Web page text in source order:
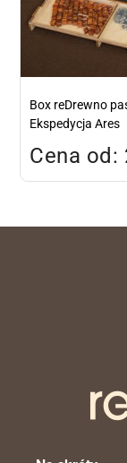
Box reDrewno
Ekspedycja Ares
Cena od: